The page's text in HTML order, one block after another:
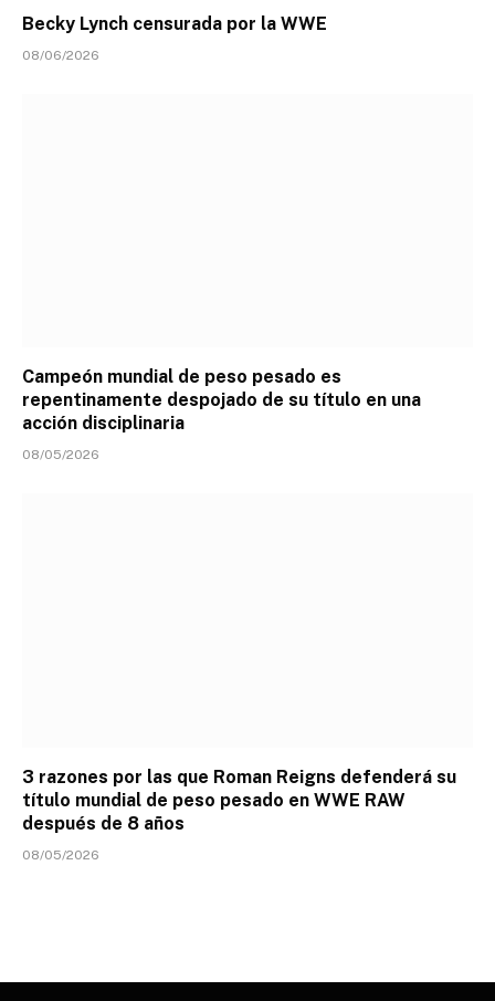
Becky Lynch censurada por la WWE
08/06/2026
Campeón mundial de peso pesado es
repentinamente despojado de su título en una
acción disciplinaria
08/05/2026
3 razones por las que Roman Reigns defenderá su
título mundial de peso pesado en WWE RAW
después de 8 años
08/05/2026